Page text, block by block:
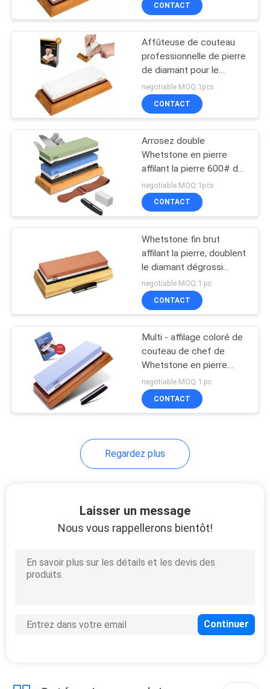
UN
DEVIS
SITE
PRIVACY
POLICY
Affûteuse de
couteau électrique
24
Whetstone affilant
la pierre
Couteau affilant Rod
Support électrique
CONTACT
Affûteuse de couteau
professionnelle de pierre
de diamant pour le
couteau de cuisine
affilant le kit en pierre
negotiable MOQ:1pcs
CONTACT
Arrosez double
Whetstone en pierre
affilant la pierre 600# de
aplatissement 1500#
180*60*27mm
negotiable MOQ:1pcs
CONTACT
Whetstone fin brut
affilant la pierre, doublent
le diamant dégrossi
affilant la pierre
negotiable MOQ:1 pc
CONTACT
Multi - affilage coloré de
couteau de chef de
Whetstone en pierre
avec le logo adapté aux
besoins du client
negotiable MOQ:1 pc
CONTACT
Regardez plus
Laisser un message
Nous vous rappellerons bientôt!